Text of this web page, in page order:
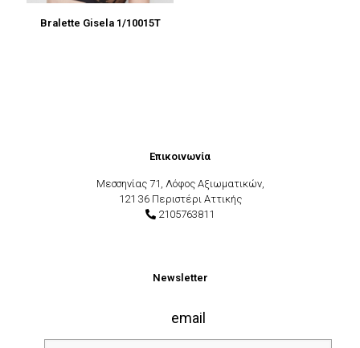
Bralette Gisela 1/10015Τ
Επικοινωνία
Μεσσηνίας 71, Λόφος Αξιωματικών,
121 36 Περιστέρι Αττικής
2105763811
Newsletter
email